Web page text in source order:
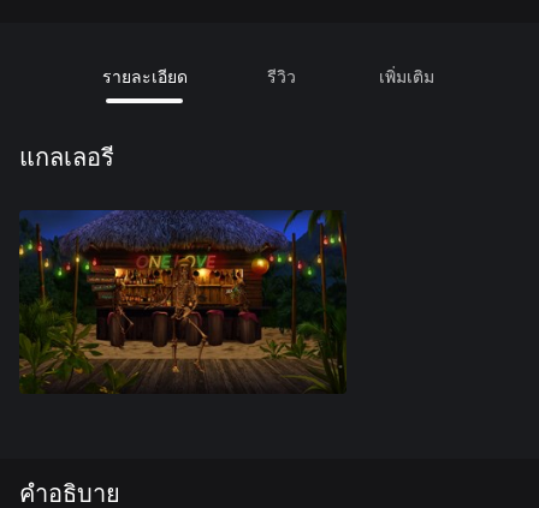
รายละเอียด รีวิว เพิ่มเติม
แกลเลอรี
คำอธิบาย